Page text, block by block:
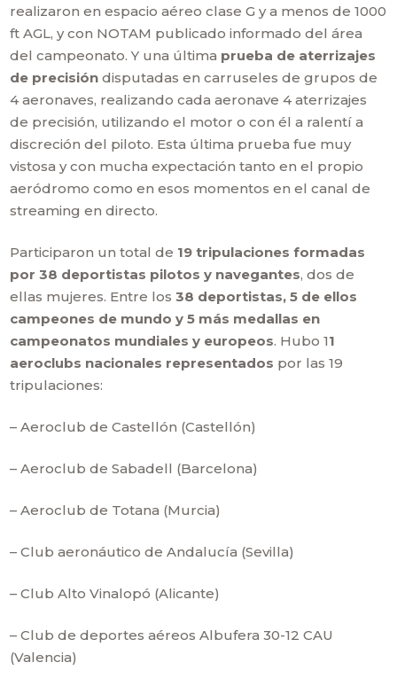
realizaron en espacio aéreo clase G y a menos de 1000
ft AGL, y con NOTAM publicado informado del área
del campeonato. Y una última prueba de aterrizajes
de precisión disputadas en carruseles de grupos de
4 aeronaves, realizando cada aeronave 4 aterrizajes
de precisión, utilizando el motor o con él a ralentí a
discreción del piloto. Esta última prueba fue muy
vistosa y con mucha expectación tanto en el propio
aeródromo como en esos momentos en el canal de
streaming en directo.
Participaron un total de 19 tripulaciones formadas
por 38 deportistas pilotos y navegantes, dos de
ellas mujeres. Entre los38 deportistas, 5 de ellos
campeones de mundo y 5 más medallas en
campeonatos mundiales y europeos. Hubo 11
aeroclubs nacionales representados por las 19
tripulaciones:
– Aeroclub de Castellón (Castellón)
– Aeroclub de Sabadell (Barcelona)
– Aeroclub de Totana (Murcia)
– Club aeronáutico de Andalucía (Sevilla)
– Club Alto Vinalopó (Alicante)
– Club de deportes aéreos Albufera 30-12 CAU
(Valencia)